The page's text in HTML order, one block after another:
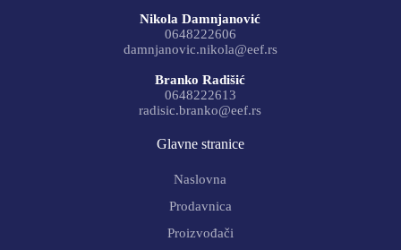
Nikola Damnjanović
0648222606
damnjanovic.nikola@eef.rs
Branko Radišić
0648222613
radisic.branko@eef.rs
Glavne stranice
Naslovna
Prodavnica
Proizvođači